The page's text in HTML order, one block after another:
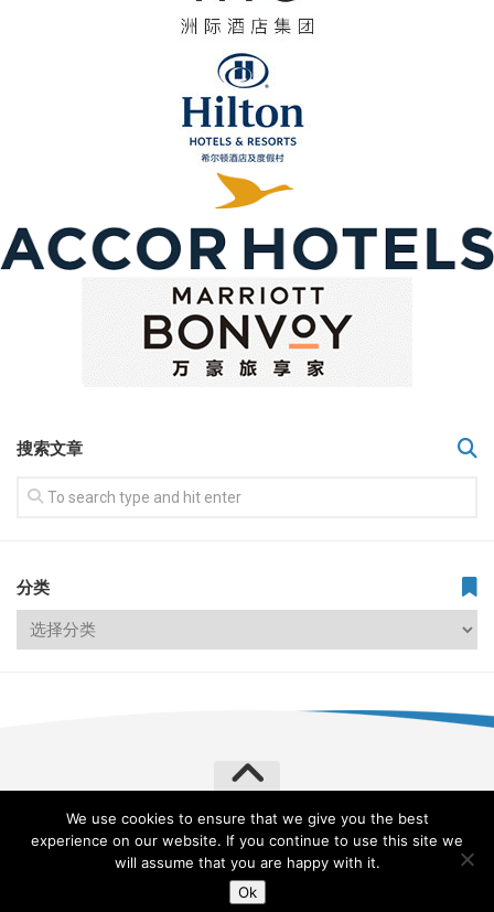
搜索文章
分类
飞常旅客 VERYLVKE © 2026. All Rights Reserved.
Powered byWordPress. Theme byAlx
We use cookies to ensure that we give you the best
experience on our website. If you continue to use this site we
will assume that you are happy with it.
Ok